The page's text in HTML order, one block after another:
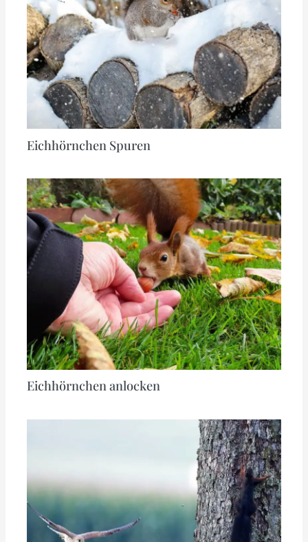
Eichhörnchen Spuren
Eichhörnchen anlocken